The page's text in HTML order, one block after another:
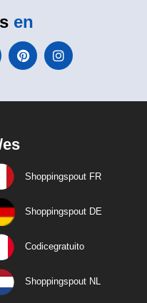
en
Shoppingspout FR
Shoppingspout DE
Codicegratuito
Shoppingspout NL